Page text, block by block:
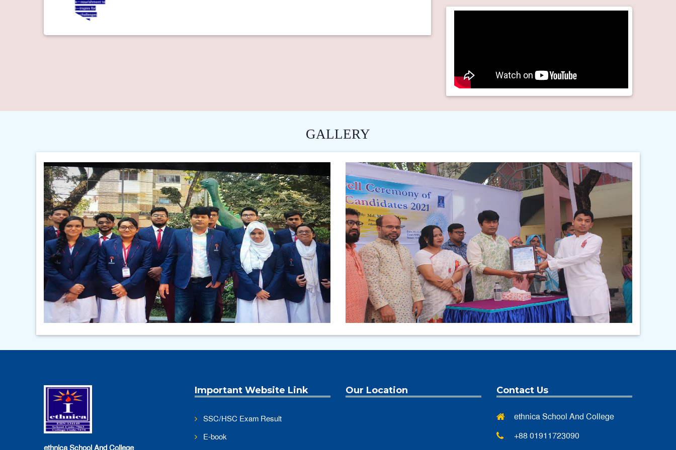
GALLERY
Video Gallery Photo Gallery
Important Website Link
SSC/HSC Exam Result
E-book
Our Location Contact Us
ethnica School And College
+88 01911723090